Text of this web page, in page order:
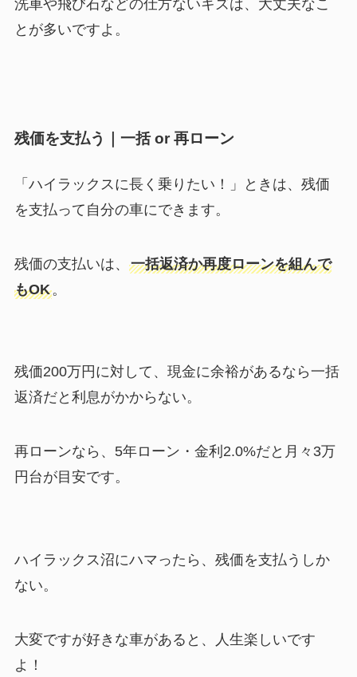
洗車や飛び石などの仕方ないキズは、大丈夫なこ
とが多いですよ。
残価を支払う｜一括 or 再ローン
「ハイラックスに長く乗りたい！」ときは、残価
を支払って自分の車にできます。
残価の支払いは、 一括返済か再度ローンを組んで
もOK。
残価200万円に対して、現金に余裕があるなら一括
返済だと利息がかからない。
再ローンなら、5年ローン・金利2.0%だと月々3万
円台が目安です。
ハイラックス沼にハマったら、残価を支払うしか
ない。
大変ですが好きな車があると、人生楽しいです
よ！